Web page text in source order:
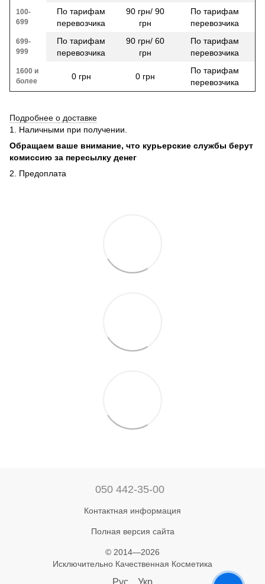
100-
699
По тарифам
перевозчика
90 грн/ 90
грн
По тарифам
перевозчика
699-
999
По тарифам
перевозчика
90 грн/ 60
грн
По тарифам
перевозчика
1600 и
более
0 грн 0 грн
По тарифам
перевозчика
Подробнее о доставке
1. Наличными при получении.
Обращаем ваше внимание, что курьерские службы берут
комиссию за пересылку денег
2. Предоплата
050 442-35-00
Контактная информация
Полная версия сайта
© 2014—2026
Исключительно Качественная Косметика
Рус Укр